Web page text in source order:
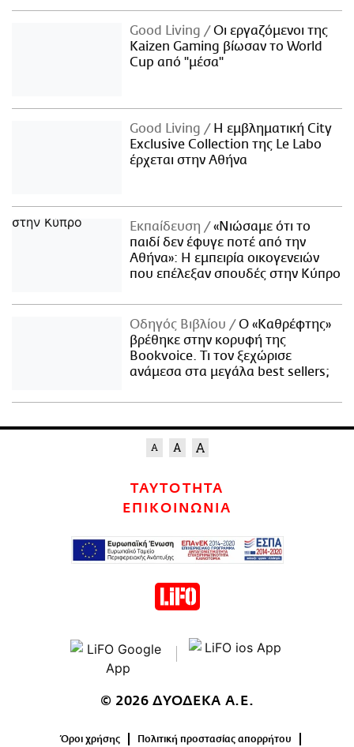
Good Living
Οι εργαζόμενοι της
Kaizen Gaming βίωσαν το World
Cup από "μέσα"
Good Living
Η εμβληματική City
Exclusive Collection της Le Labo
έρχεται στην Αθήνα
Εκπαίδευση
«Νιώσαμε ότι το
παιδί δεν έφυγε ποτέ από την
Αθήνα»: Η εμπειρία οικογενειών
που επέλεξαν σπουδές στην Κύπρο
Οδηγός Βιβλίου
Ο «Καθρέφτης»
βρέθηκε στην κορυφή της
Bookvoice. Τι τον ξεχώρισε
ανάμεσα στα μεγάλα best sellers;
ΤΑΥΤΟΤΗΤΑ
ΕΠΙΚΟΙΝΩΝΙΑ
© 2026 ΔΥΟΔΕΚΑ Α.Ε.
Όροι χρήσης Πολιτική προστασίας απορρήτου